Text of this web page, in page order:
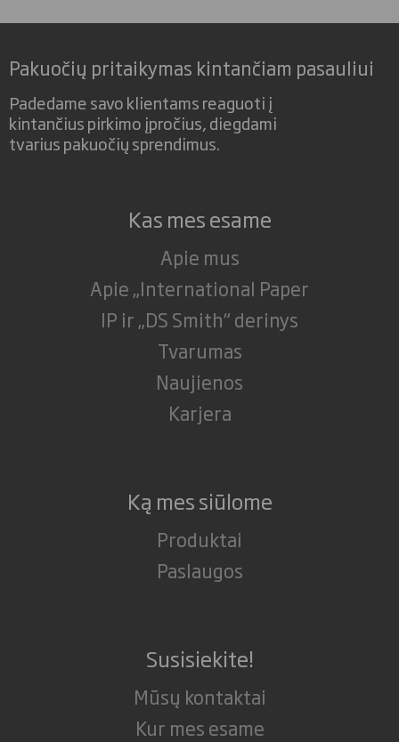
Pakuočių pritaikymas kintančiam pasauliui
Padedame savo klientams reaguoti į
kintančius pirkimo įpročius, diegdami
tvarius pakuočių sprendimus.
Kas mes esame
Apie mus
Apie „International Paper
IP ir „DS Smith“ derinys
Tvarumas
Naujienos
Karjera
Ką mes siūlome
Produktai
Paslaugos
Susisiekite!
Mūsų kontaktai
Kur mes esame